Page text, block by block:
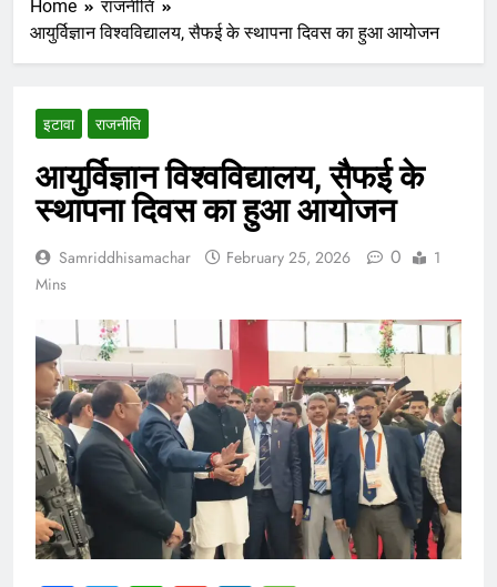
Home
राजनीति
आयुर्विज्ञान विश्वविद्यालय, सैफई के स्थापना दिवस का हुआ आयोजन
इटावा राजनीति
आयुर्विज्ञान विश्वविद्यालय, सैफई के
स्थापना दिवस का हुआ आयोजन
Samriddhisamachar February 25, 2026 0
1
Mins